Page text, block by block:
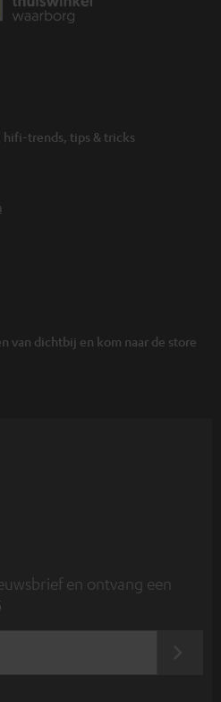
trends, tips & tricks
van dichtbij en kom naar de store
en ontvang een